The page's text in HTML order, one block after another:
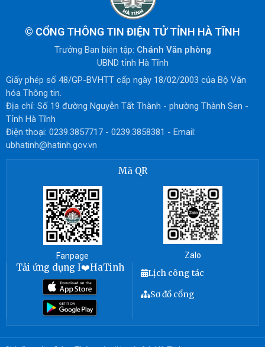
© CỔNG THÔNG TIN ĐIỆN TỬ TỈNH HÀ TĨNH
Trưởng Ban biên tập: Chánh Văn phòng
UBND tỉnh Hà Tĩnh
Giấy phép số 48/GP-BVHTT cấp ngày 18/02/2003 của Bộ Văn
hóa Thông tin.
Địa chỉ: Số 19 đường Nguyễn Tất Thành - phường Thành Sen -
Tỉnh Hà Tĩnh
Điện thoại: 0239.3857717 - 0239.3858381 - Email:
ubhatinh@hatinh.gov.vn
Mã QR
Fanpage Zalo
Tải ứng dụng I❤️HaTinh
Lịch công tác
Sơ đồ cổng